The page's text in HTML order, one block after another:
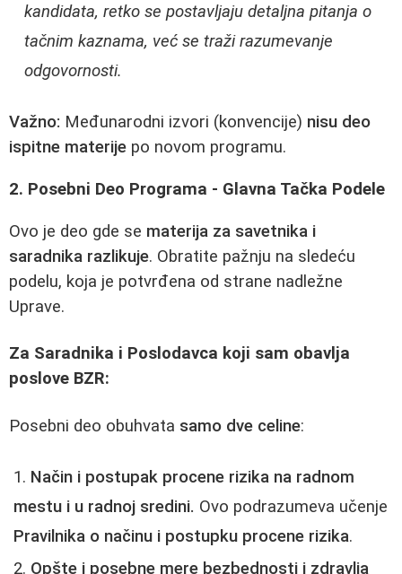
kandidata, retko se postavljaju detaljna pitanja o
tačnim kaznama, već se traži razumevanje
odgovornosti.
Važno: Međunarodni izvori (konvencije) nisu deo
ispitne materije po novom programu.
2. Posebni Deo Programa - Glavna Tačka Podele
Ovo je deo gde se materija za savetnika i
saradnika razlikuje. Obratite pažnju na sledeću
podelu, koja je potvrđena od strane nadležne
Uprave.
Za Saradnika i Poslodavca koji sam obavlja
poslove BZR:
Posebni deo obuhvata samo dve celine:
Način i postupak procene rizika na radnom
mestu i u radnoj sredini. Ovo podrazumeva učenje
Pravilnika o načinu i postupku procene rizika.
Opšte i posebne mere bezbednosti i zdravlja